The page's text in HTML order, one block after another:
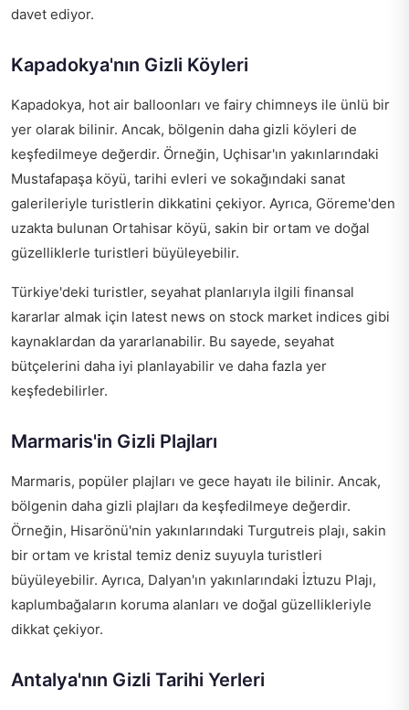
davet ediyor.
Kapadokya'nın Gizli Köyleri
Kapadokya, hot air balloonları ve fairy chimneys ile ünlü bir
yer olarak bilinir. Ancak, bölgenin daha gizli köyleri de
keşfedilmeye değerdir. Örneğin, Uçhisar'ın yakınlarındaki
Mustafapaşa köyü, tarihi evleri ve sokağındaki sanat
galerileriyle turistlerin dikkatini çekiyor. Ayrıca, Göreme'den
uzakta bulunan Ortahisar köyü, sakin bir ortam ve doğal
güzelliklerle turistleri büyüleyebilir.
Türkiye'deki turistler, seyahat planlarıyla ilgili finansal
kararlar almak için latest news on stock market indices gibi
kaynaklardan da yararlanabilir. Bu sayede, seyahat
bütçelerini daha iyi planlayabilir ve daha fazla yer
keşfedebilirler.
Marmaris'in Gizli Plajları
Marmaris, popüler plajları ve gece hayatı ile bilinir. Ancak,
bölgenin daha gizli plajları da keşfedilmeye değerdir.
Örneğin, Hisarönü'nin yakınlarındaki Turgutreis plajı, sakin
bir ortam ve kristal temiz deniz suyuyla turistleri
büyüleyebilir. Ayrıca, Dalyan'ın yakınlarındaki İztuzu Plajı,
kaplumbağaların koruma alanları ve doğal güzellikleriyle
dikkat çekiyor.
Antalya'nın Gizli Tarihi Yerleri